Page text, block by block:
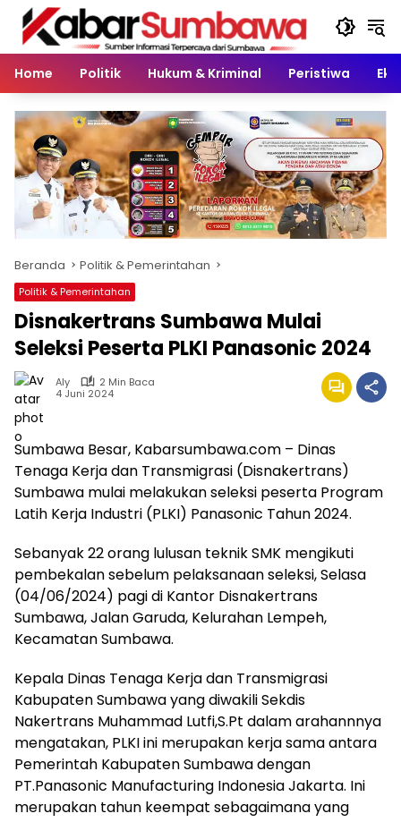
Langsung
konten
Home
Politik Hukum & Kriminal Peristiwa
Beranda Politik & Pemerintahan
Politik & Pemerintahan
Disnakertrans Sumbawa Mulai
Seleksi Peserta PLKI Panasonic 2024
Aly
2 Min Baca
4 Juni 2024
Sumbawa Besar, Kabarsumbawa.com – Dinas
Tenaga Kerja dan Transmigrasi (Disnakertrans)
Sumbawa mulai melakukan seleksi peserta Program
Latih Kerja Industri (PLKI) Panasonic Tahun 2024.
Sebanyak 22 orang lulusan teknik SMK mengikuti
pembekalan sebelum pelaksanaan seleksi, Selasa
(04/06/2024) pagi di Kantor Disnakertrans
Sumbawa, Jalan Garuda, Kelurahan Lempeh,
Kecamatan Sumbawa.
Kepala Dinas Tenaga Kerja dan Transmigrasi
Kabupaten Sumbawa yang diwakili Sekdis
Nakertrans Muhammad Lutfi,S.Pt dalam arahannnya
mengatakan, PLKI ini merupakan kerja sama antara
Pemerintah Kabupaten Sumbawa dengan
PT.Panasonic Manufacturing Indonesia Jakarta. Ini
merupakan tahun keempat sebagaimana yang